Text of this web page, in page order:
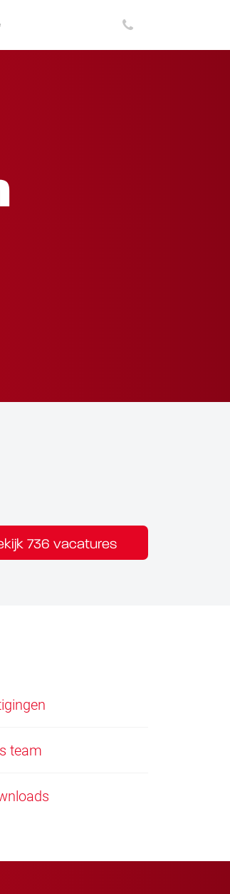
736 vacatures
team